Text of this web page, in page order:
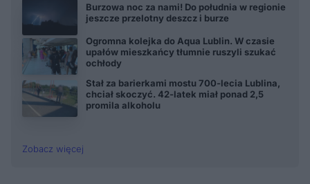
Burzowa noc za nami! Do południa w regionie
jeszcze przelotny deszcz i burze
Ogromna kolejka do Aqua Lublin. W czasie
upałów mieszkańcy tłumnie ruszyli szukać
ochłody
Stał za barierkami mostu 700-lecia Lublina,
chciał skoczyć. 42-latek miał ponad 2,5
promila alkoholu
Zobacz więcej